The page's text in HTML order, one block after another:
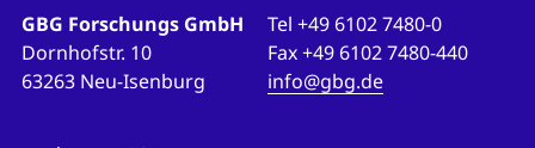
GBG Forschungs GmbH
Dornhofstr. 10
63263 Neu-Isenburg
Tel +49 6102 7480-0
Fax+49 6102 7480-440
info@gbg.de